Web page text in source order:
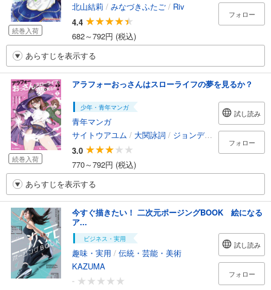
続巻入荷
北山結莉 / みなづきふたご / Riv
4.4
682～792円 (税込)
フォロー
あらすじを表示する
続巻入荷
アラフォーおっさんはスローライフの夢を見るか？
少年・青年マンガ
青年マンガ
サイトウアユム / 大関詠詞 / ジョンディー
3.0
770～792円 (税込)
試し読み
フォロー
あらすじを表示する
今すぐ描きたい！ 二次元ポージングBOOK 絵になる
ア...
ビジネス・実用
趣味・実用 / 伝統・芸能・美術
KAZUMA
-
試し読み
フォロー